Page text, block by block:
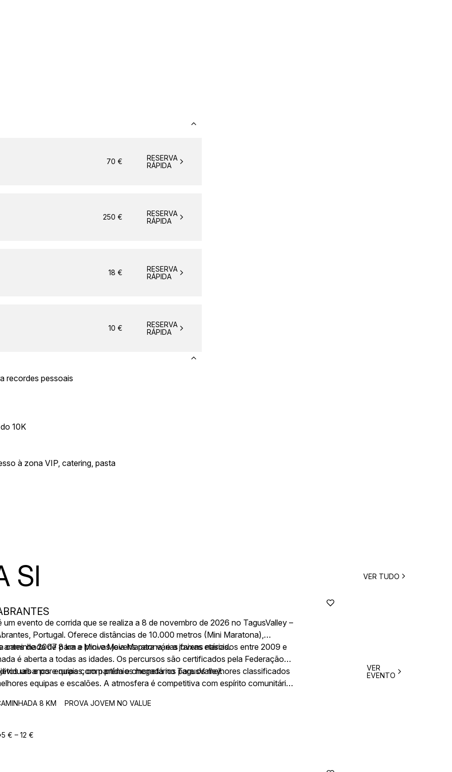
70 €
RESERVA
RÁPIDA
250 €
RESERVA
RÁPIDA
18 €
RESERVA
RÁPIDA
10 €
RESERVA
RÁPIDA
recordes pessoais
10K
à zona VIP, catering, pasta
SI VER TUDO
evento de corrida que se realiza a 8 de novembro de 2026 no TagusValley –
Portugal. Oferece distâncias de 10.000 metros (Mini Maratona),
caminhada de 8 km e provas jovens para várias faixas etárias.
de 2007 para a Mini e Meia Maratona, e a jovens nascidos entre 2009 e
é aberta a todas as idades. Os percursos são certificados pela Federação
urbanos e rurais com partida e chegada no TagusValley.
e por equipas, com prémios monetários para os melhores classificados
equipas e escalões. A atmosfera é competitiva com espírito comunitário,
8 KM PROVA JOVEM NO VALUE
5 € – 12 €
VER
EVENTO